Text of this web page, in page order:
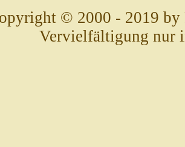
© 2000 - 2019 by
Vervielfältigung nur